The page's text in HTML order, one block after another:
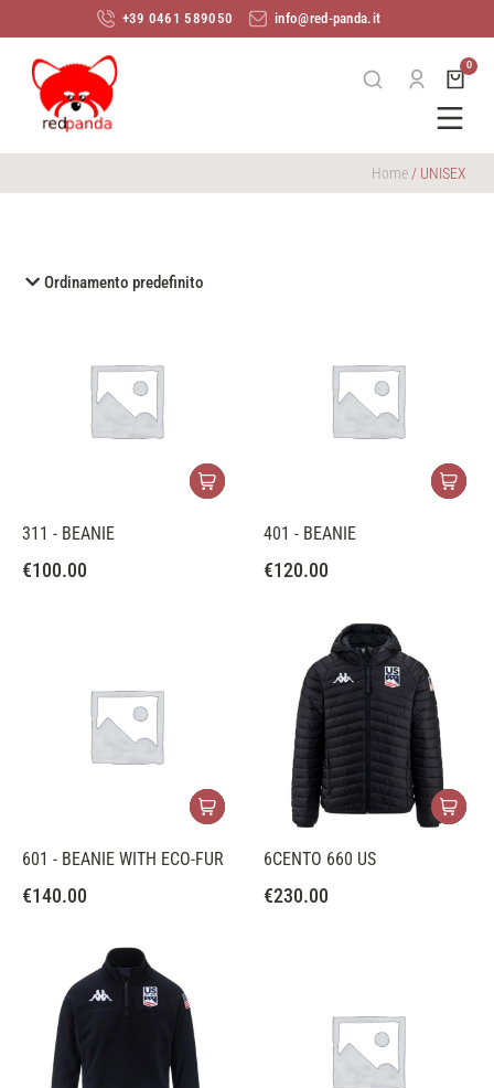
+39 0461 589050 info@red-panda.it
Home / UNISEX
311 - BEANIE
€100.00
401 - BEANIE
€120.00
601 - BEANIE WITH ECO-FUR
€140.00
6CENTO 660 US
€230.00